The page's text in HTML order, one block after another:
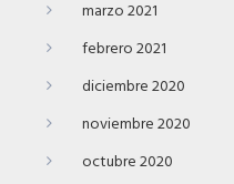
marzo 2021
febrero 2021
diciembre 2020
noviembre 2020
octubre 2020